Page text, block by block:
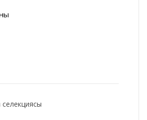
селекциясы